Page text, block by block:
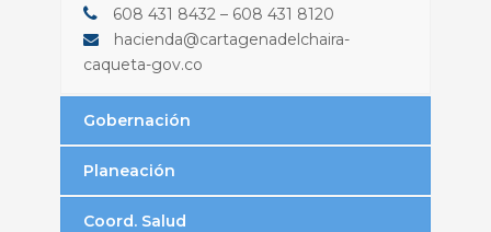
608 431 8432 – 608 431 8120
hacienda@cartagenadelchaira-
caqueta-gov.co
Gobernación
Planeación
Coord. Salud